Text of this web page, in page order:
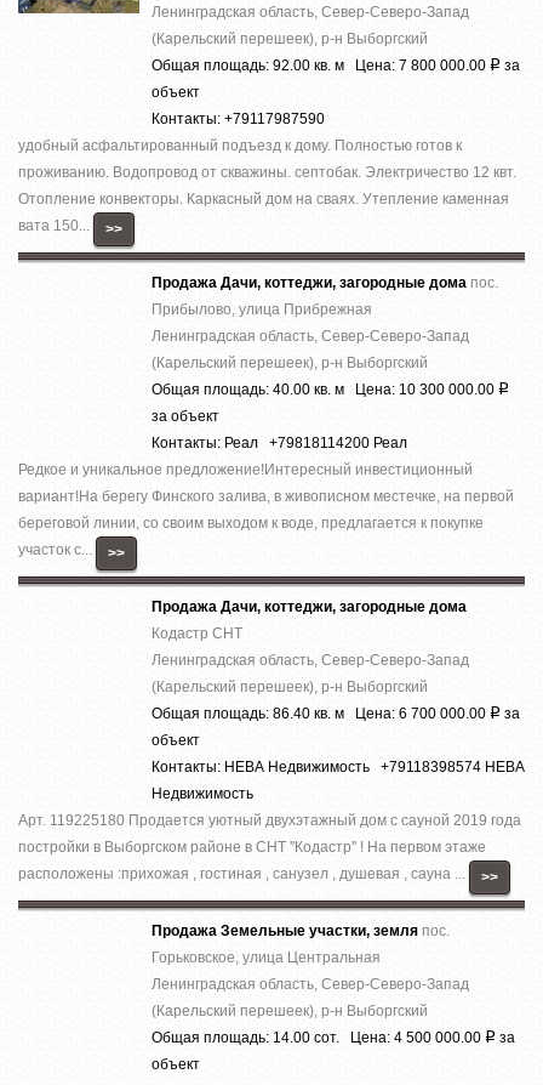
Ленинградская область, Север-Северо-Запад
(Карельский перешеек), р-н Выборгский
Общая площадь: 92.00 кв. м Цена: 7 800 000.00 Р за
объект
Контакты: +79117987590
удобный асфальтированный подъезд к дому. Полностью готов к
проживанию. Водопровод от скважины. септобак. Электричество 12 квт.
Отопление конвекторы. Каркасный дом на сваях. Утепление каменная
вата 150...
>>
Продажа Дачи, коттеджи, загородные дома пос.
Прибылово, улица Прибрежная
Ленинградская область, Север-Северо-Запад
(Карельский перешеек), р-н Выборгский
Общая площадь: 40.00 кв. м Цена: 10 300 000.00 Р
за объект
Контакты: Реал +79818114200 Реал
Редкое и уникальное предложение!Интересный инвестиционный
вариант!На берегу Финского залива, в живописном местечке, на первой
береговой линии, со своим выходом к воде, предлагается к покупке
участок с...
>>
Продажа Дачи, коттеджи, загородные дома
Кодастр СНТ
Ленинградская область, Север-Северо-Запад
(Карельский перешеек), р-н Выборгский
Общая площадь: 86.40 кв. м Цена: 6 700 000.00 Р за
объект
Контакты: НЕВА Недвижимость +79118398574 НЕВА
Недвижимость
Арт. 119225180 Продается уютный двухэтажный дом с сауной 2019 года
постройки в Выборгском районе в СНТ ''Кодастр'' ! На первом этаже
расположены :прихожая , гостиная , санузел , душевая , сауна ...
>>
Продажа Земельные участки, земля пос.
Горьковское, улица Центральная
Ленинградская область, Север-Северо-Запад
(Карельский перешеек), р-н Выборгский
Общая площадь: 14.00 сот. Цена: 4 500 000.00 Р за
объект